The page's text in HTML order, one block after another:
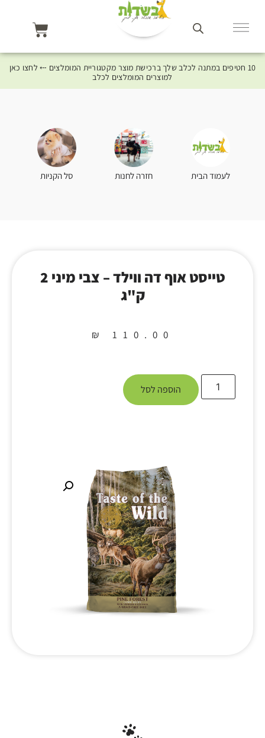
10 חטיפים במתנה לכלב שלך ברכישת מוצר מקטגוריית המומלצים ⤎ לחצו כאן
למוצרים המומלצים לכלב
לעמוד הבית חזרה לחנות סל הקניות
טייסט אוף דה ווילד – צבי מיני 2
ק"ג
₪ 110.00
הוספה לסל